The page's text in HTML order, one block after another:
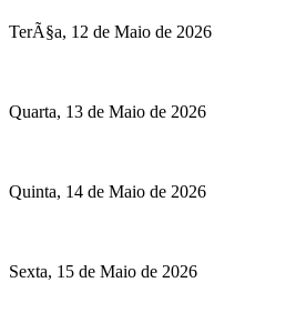
TerÃ§a, 12 de Maio de 2026
Quarta, 13 de Maio de 2026
Quinta, 14 de Maio de 2026
Sexta, 15 de Maio de 2026